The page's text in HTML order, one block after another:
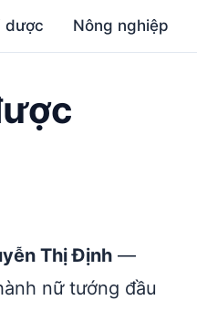
dược Nông nghiệp
Thị Định —
nữ tướng đầu